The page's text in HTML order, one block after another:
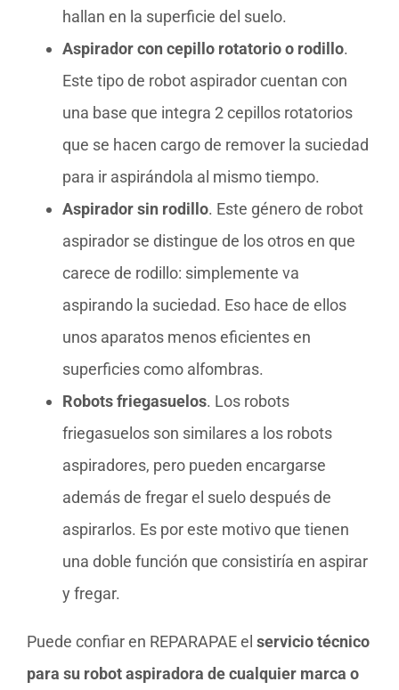
hallan en la superficie del suelo.
Aspirador con cepillo rotatorio o rodillo.
Este tipo de robot aspirador cuentan con
una base que integra 2 cepillos rotatorios
que se hacen cargo de remover la suciedad
para ir aspirándola al mismo tiempo.
Aspirador sin rodillo. Este género de robot
aspirador se distingue de los otros en que
carece de rodillo: simplemente va
aspirando la suciedad. Eso hace de ellos
unos aparatos menos eficientes en
superficies como alfombras.
Robots friegasuelos. Los robots
friegasuelos son similares a los robots
aspiradores, pero pueden encargarse
además de fregar el suelo después de
aspirarlos. Es por este motivo que tienen
una doble función que consistiría en aspirar
y fregar.
Puede confiar en REPARAPAE el servicio técnico
para su robot aspiradora de cualquier marca o